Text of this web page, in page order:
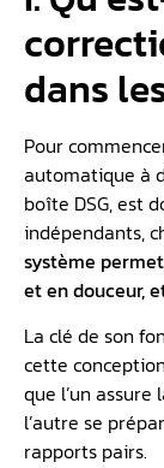
dans
Pour
automatique à
boîte DSG, est
indépendants,
système
et en douceur,
La clé de son
cette
que l’un
l’autre se
rapports pairs.